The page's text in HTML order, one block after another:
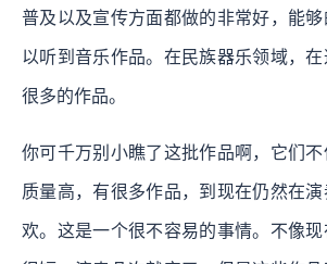
普及以及宣传方面都做的非常好，能
以听到音乐作品。在民族器乐领域，
很多的作品。
你可千万别小瞧了这批作品啊，它们
质量高，有很多作品，到现在仍然在
欢。这是一个很不容易的事情。不像